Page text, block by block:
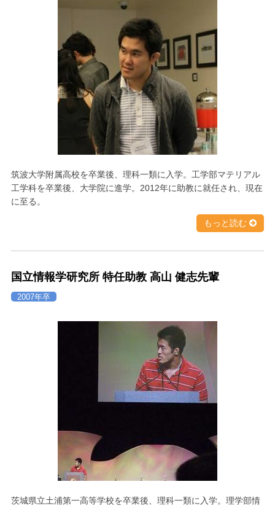
筑波大学附属高校を卒業後、理科一類に入学。工学部マテリアル
工学科を卒業後、大学院に進学。2012年に助教に就任され、現在
に至る。
もっと読む
国立情報学研究所 特任助教 高山 健志先輩
2007年卒
茨城県立土浦第一高等学校を卒業後、理科一類に入学。理学部情